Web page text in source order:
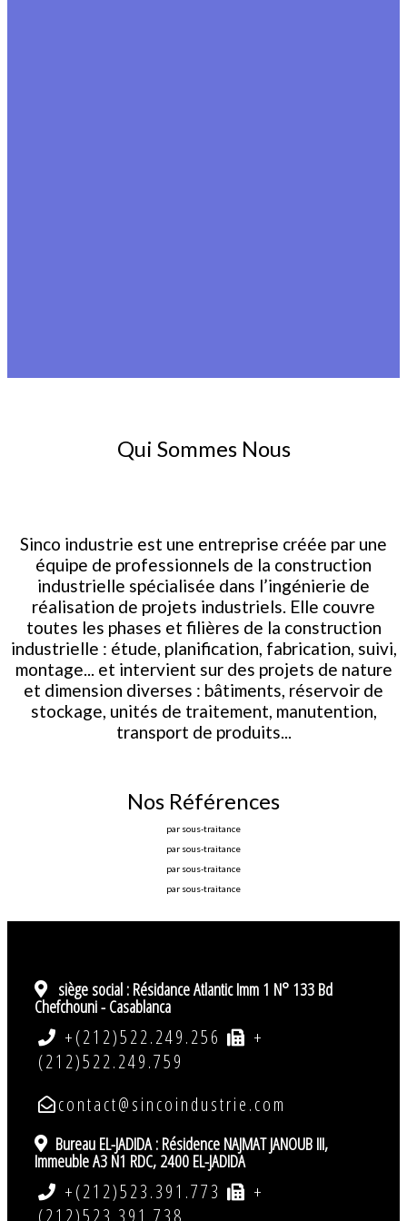
Qui Sommes Nous
Sinco industrie est une entreprise créée par une
équipe de professionnels de la construction
industrielle spécialisée dans l’ingénierie de
réalisation de projets industriels. Elle couvre
toutes les phases et filières de la construction
industrielle : étude, planification, fabrication, suivi,
montage... et intervient sur des projets de nature
et dimension diverses : bâtiments, réservoir de
stockage, unités de traitement, manutention,
transport de produits...
Nos Références
par sous-traitance
par sous-traitance
par sous-traitance
par sous-traitance
siège social :Résidance Atlantic Imm 1 N° 133 Bd
Chefchouni - Casablanca
+(212)522.249.256
+
(212)522.249.759
contact@sincoindustrie.com
Bureau EL-JADIDA : Résidence NAJMAT JANOUB III,
Immeuble A3 N1 RDC, 2400 EL-JADIDA
+(212)523.391.773
+